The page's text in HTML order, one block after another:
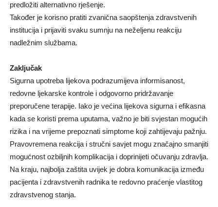
predložiti alternativno rješenje.
Također je korisno pratiti zvanična saopštenja zdravstvenih
institucija i prijaviti svaku sumnju na neželjenu reakciju
nadležnim službama.
Zaključak
Sigurna upotreba lijekova podrazumijeva informisanost,
redovne ljekarske kontrole i odgovorno pridržavanje
preporučene terapije. Iako je većina lijekova sigurna i efikasna
kada se koristi prema uputama, važno je biti svjestan mogućih
rizika i na vrijeme prepoznati simptome koji zahtijevaju pažnju.
Pravovremena reakcija i stručni savjet mogu značajno smanjiti
mogućnost ozbiljnih komplikacija i doprinijeti očuvanju zdravlja.
Na kraju, najbolja zaštita uvijek je dobra komunikacija između
pacijenta i zdravstvenih radnika te redovno praćenje vlastitog
zdravstvenog stanja.